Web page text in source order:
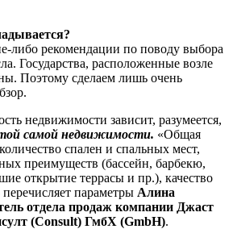
либо рекомендации по поводу выбора
Государства, расположенные возле
Поэтому сделаем лишь очень
недвижимости зависит, разумеется,
самой недвижимости. «Общая
спален и спальных мест,
преимуществ (бассейн, барбекю,
открытие террасы и пр.), качество
параметры Алина
отдела продаж компании Джаст
(Consult) ГмбХ (GmbH).